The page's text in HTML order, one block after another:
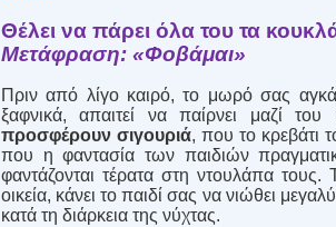
Θέλει να πάρει όλα του τα
Μετάφραση: «Φοβάμαι»
Πριν από λίγο καιρό, το μωρό σας
ξαφνικά, απαιτεί να παίρνει μαζί
προσφέρουν σιγουριά, που το κρεβάτι
που η φαντασία των παιδιών
φαντάζονται τέρατα στη ντουλάπα τους.
οικεία, κάνει το παιδί σας να νιώθει
κατά τη διάρκεια της νύχτας.